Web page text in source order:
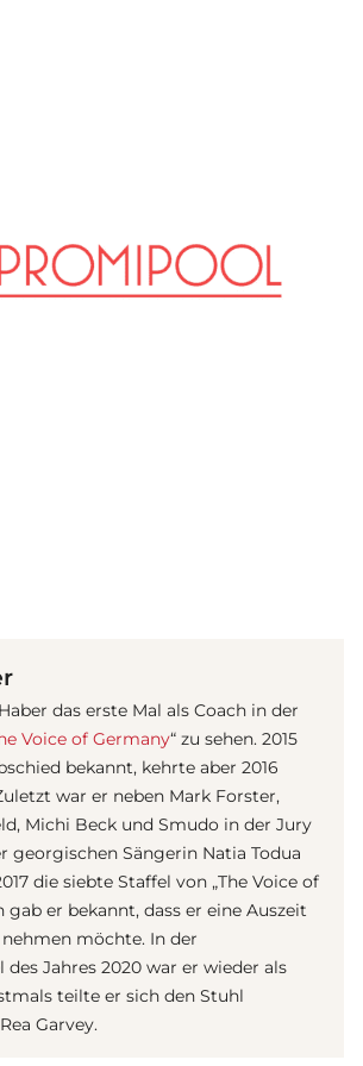
das erste Mal als Coach in der
Voice of Germany“ zu sehen. 2015
bekannt, kehrte aber 2016
war er neben Mark Forster,
Michi Beck und Smudo in der Jury
georgischen Sängerin Natia Todua
die siebte Staffel von „The Voice of
gab er bekannt, dass er eine Auszeit
möchte. In der
Jahres 2020 war er wieder als
teilte er sich den Stuhl
Garvey.